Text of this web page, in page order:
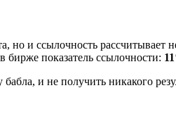
но и ссылочность
бирже показатель ссылочности:
и не получить никакого